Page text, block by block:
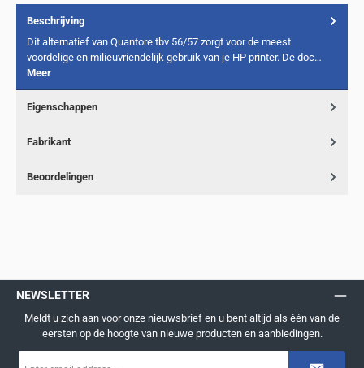
Beschrijving
Dit alternatief van Quantore tbv 56/57 zorgt voor de meest
voordelige en milieuvriendelijk gebruik van je HP printer. De doc…
Meer
Eigenschappen
Fabrikant
Beoordelingen
NEWSLETTER
Meldt u zich aan voor onze nieuwsbrief en u bent altijd als één van de
eersten op de hoogte van nieuwe producten en aanbiedingen.